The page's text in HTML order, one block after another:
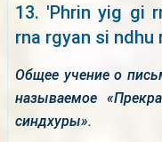
13. 'Phrin yig gi
rna rgyan si
Общее учение о
называемое
синдхуры».